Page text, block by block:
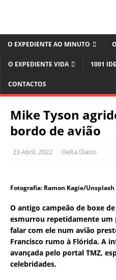
O EXPEDIENTE AO MINUTO
O EXPEDIENTE VIDA 1001
CONTACTOS
Mike Tyson
bordo de avião
23 Abril, 2022 Delta Diario
Fotografia: Ramon Kagie/Unsplash
O antigo campeão de boxe
esmurrou repetidamente um
falar com ele num avião
Francisco rumo à Flórida. A
avançada pelo portal TMZ,
celebridades.